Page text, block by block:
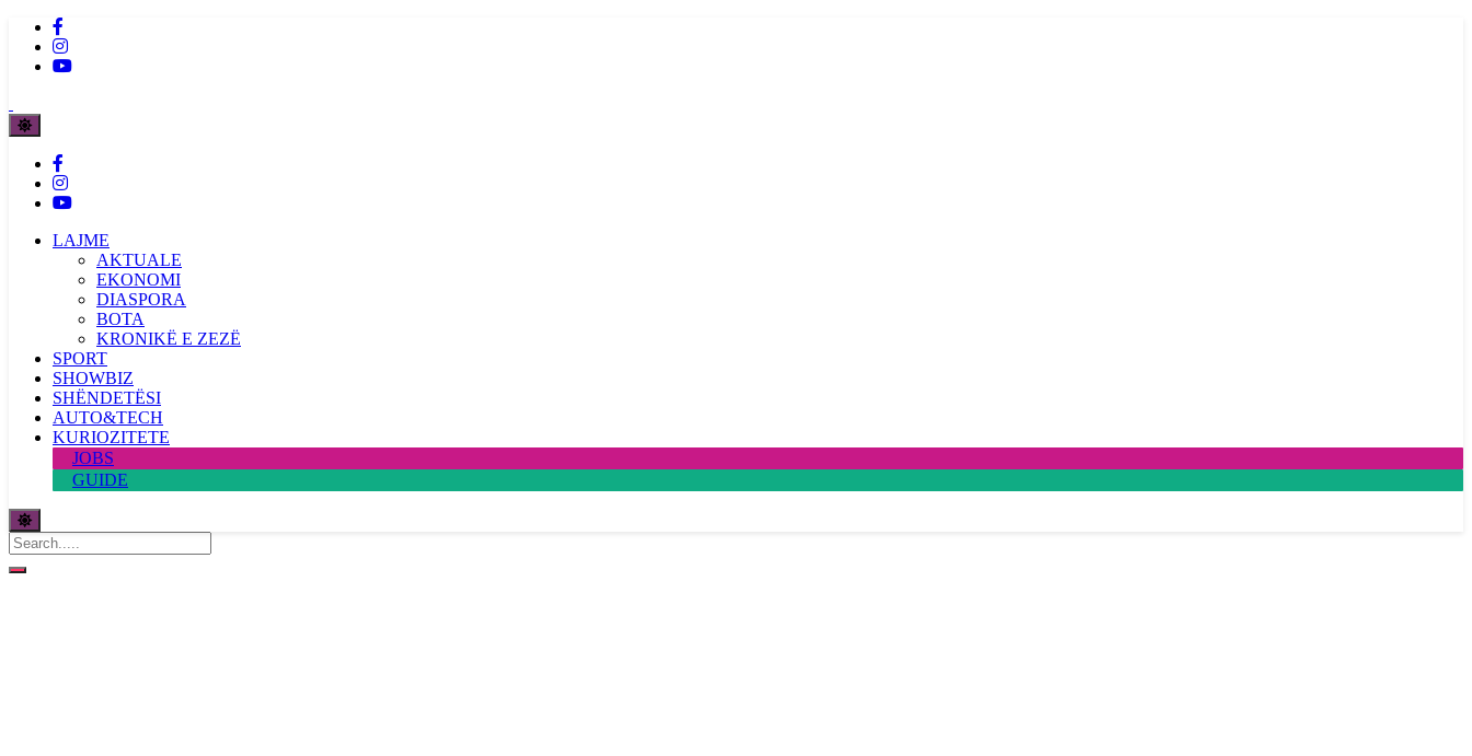
LAJME
AKTUALE
EKONOMI
DIASPORA
BOTA
KRONIKË E ZEZË
SPORT
SHOWBIZ
SHËNDETËSI
AUTO&TECH
KURIOZITETE
JOBS
GUIDE